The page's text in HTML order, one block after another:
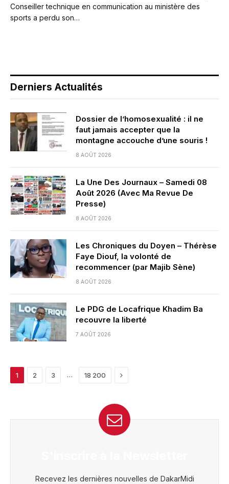
Conseiller technique en communication au ministère des
sports a perdu son…
Derniers Actualités
Dossier de l’homosexualité : il ne
faut jamais accepter que la
montagne accouche d’une souris !
8 AOÛT 2026
La Une Des Journaux – Samedi 08
Août 2026 (Avec Ma Revue De
Presse)
8 AOÛT 2026
Les Chroniques du Doyen – Thérèse
Faye Diouf, la volonté de
recommencer (par Majib Sène)
8 AOÛT 2026
Le PDG de Locafrique Khadim Ba
recouvre la liberté
7 AOÛT 2026
1 2 3 … 18 200 Next
Recevez les dernières nouvelles de DakarMidi